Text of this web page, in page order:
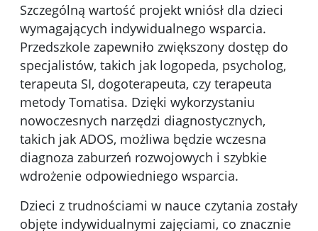
Szczególną wartość projekt wniósł dla dzieci
wymagających indywidualnego wsparcia.
Przedszkole zapewniło zwiększony dostęp do
specjalistów, takich jak logopeda, psycholog,
terapeuta SI, dogoterapeuta, czy terapeuta
metody Tomatisa. Dzięki wykorzystaniu
nowoczesnych narzędzi diagnostycznych,
takich jak ADOS, możliwa będzie wczesna
diagnoza zaburzeń rozwojowych i szybkie
wdrożenie odpowiedniego wsparcia.
Dzieci z trudnościami w nauce czytania zostały
objęte indywidualnymi zajęciami, co znacznie